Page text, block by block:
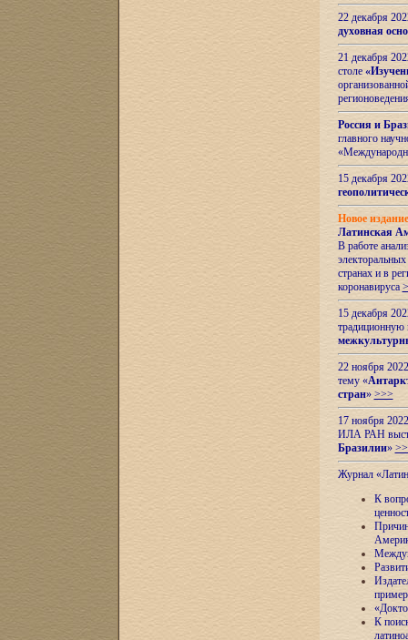
22 декабря
духовная
21 декабря
столе
Россия и
главного
15 декабря
Новое
Латинская
В работе
странах и в
коронавируса
15 декабря
22 ноября
тему «
стран» >>>
17 ноября
ИЛА РАН
Бразилии»
Журнал
К
К